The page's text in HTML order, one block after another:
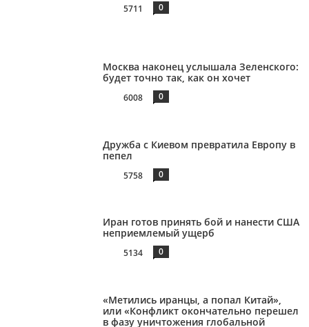
5711 0
Москва наконец услышала Зеленского:
будет точно так, как он хочет
6008 0
Дружба с Киевом превратила Европу в
пепел
5758 0
Иран готов принять бой и нанести США
неприемлемый ущерб
5134 0
«Метились иранцы, а попал Китай»,
или «Конфликт окончательно перешел
в фазу уничтожения глобальной